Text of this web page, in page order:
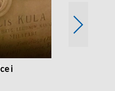
i